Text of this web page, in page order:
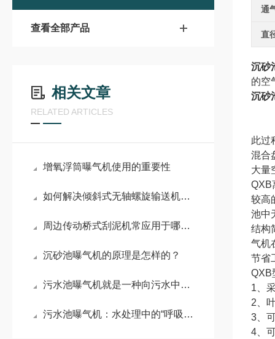
查看全部产品
相关文章
RELATED ARTICLES
增氧浮筒曝气机使用的重要性
如何解决倾斜式无轴螺旋输送机的常见故障
周边传动桥式刮泥机常应用于哪些场景？
沉砂池曝气机的原理是怎样的？
污水池曝气机就是一种向污水中强制充入空气的机械装置
污水池曝气机：水处理中的“呼吸引擎”
通
直
沉砂
的空
沉砂
此过
混合
大量
QXB
较高
池中
结构
气机
节省
QXB
1、
2、
3、
4、